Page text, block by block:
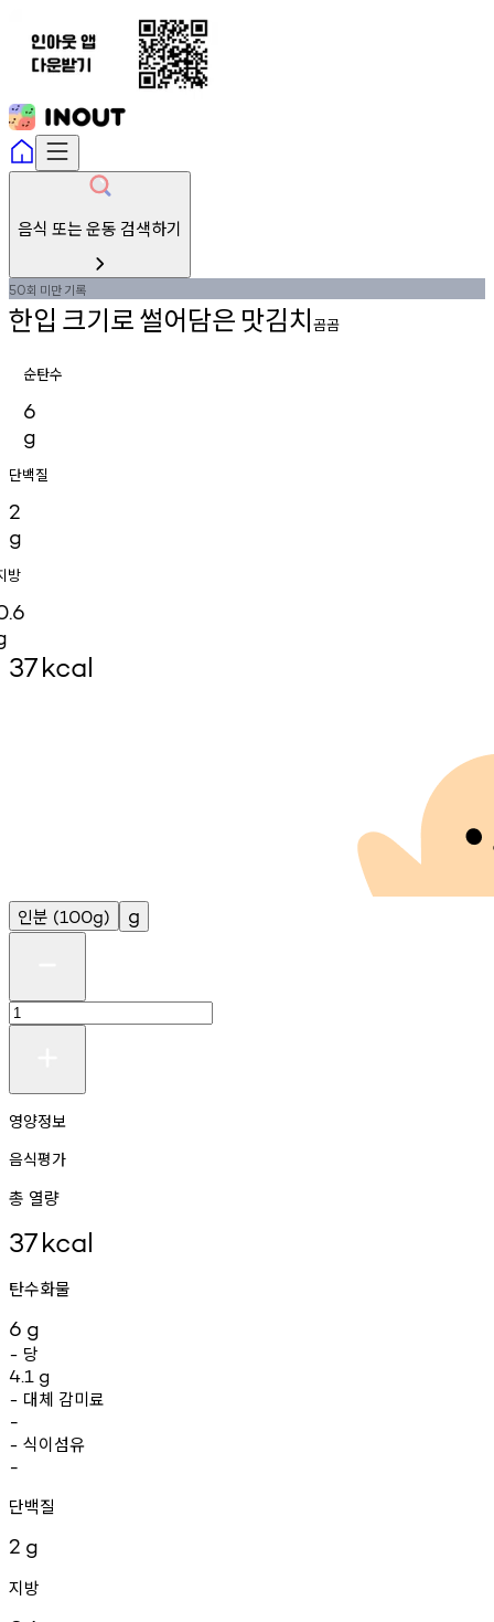
음식 또는 운동 검색하기
50회 미만기록
한입 크기로썰어담은 맛김치곰곰
순탄수
6
g
단백질
2
g
방
37kcal
인분 (100g) g
영양정보
음식평가
총 열량
37kcal
탄수화물
6 g
- 당
4.1 g
- 대체 감미료
-
- 식이섬유
-
단백질
2 g
지방